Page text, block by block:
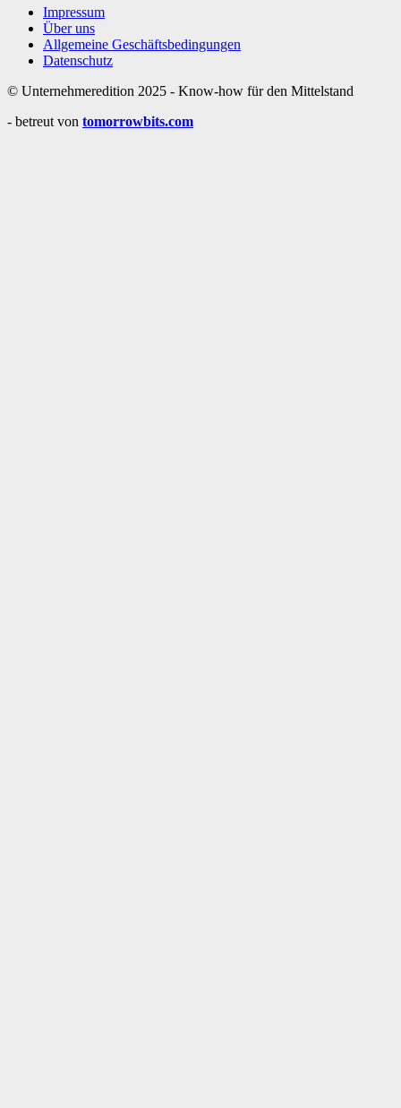
Impressum
Über uns
Allgemeine Geschäftsbedingungen
Datenschutz
© Unternehmeredition 2025 - Know-how für den Mittelstand
- betreut von tomorrowbits.com